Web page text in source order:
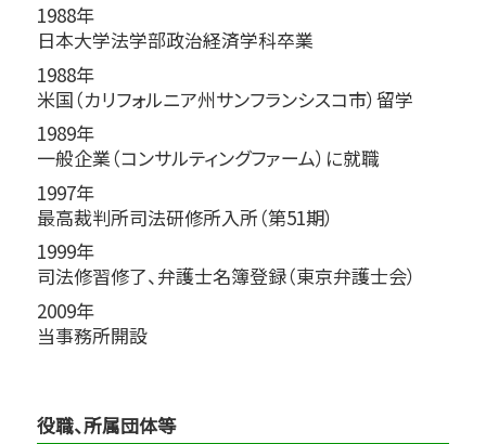
1988年
日本大学法学部政治経済学科卒業
1988年
米国（カリフォルニア州サンフランシスコ市）留学
1989年
一般企業（コンサルティングファーム）に就職
1997年
最高裁判所司法研修所入所（第51期）
1999年
司法修習修了、弁護士名簿登録（東京弁護士会）
2009年
当事務所開設
役職、所属団体等